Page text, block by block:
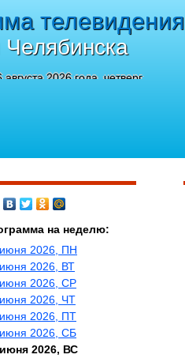
телевидения
Челябинска
2026 года, четверг
на неделю:
2026, ПН
2026, ВТ
2026, СР
2026, ЧТ
2026, ПТ
2026, СБ
2026, ВС